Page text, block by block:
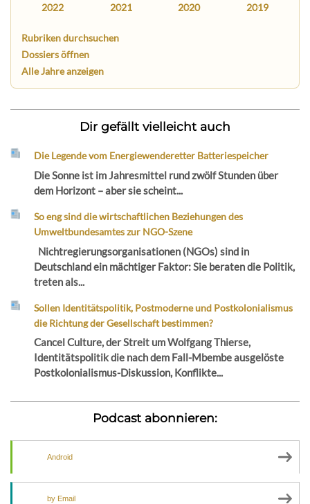
2022 2021 2020 2019
Rubriken durchsuchen
Dossiers öffnen
Alle Jahre anzeigen
Dir gefällt vielleicht auch
Die Legende vom Energiewenderetter Batteriespeicher
Die Sonne ist im Jahresmittel rund zwölf Stunden über
dem Horizont – aber sie scheint...
So eng sind die wirtschaftlichen Beziehungen des
Umweltbundesamtes zur NGO-Szene
Nichtregierungsorganisationen (NGOs) sind in
Deutschland ein mächtiger Faktor: Sie beraten die Politik,
treten als...
Sollen Identitätspolitik, Postmoderne und Postkolonialismus
die Richtung der Gesellschaft bestimmen?
Cancel Culture, der Streit um Wolfgang Thierse,
Identitätspolitik die nach dem Fall-Mbembe ausgelöste
Postkolonialismus-Diskussion, Konflikte...
Podcast abonnieren:
Android
by Email